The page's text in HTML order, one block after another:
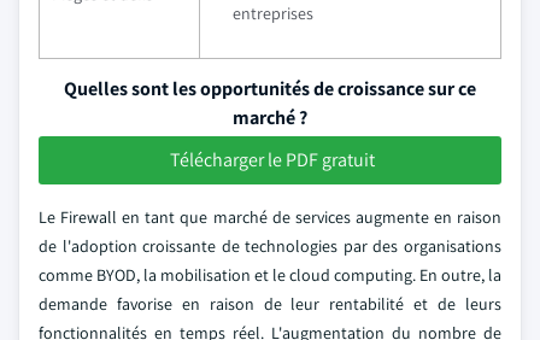
entreprises
Quelles sont les opportunités de croissance sur ce
marché ?
Télécharger le PDF gratuit
Le Firewall en tant que marché de services augmente en raison
de l'adoption croissante de technologies par des organisations
comme BYOD, la mobilisation et le cloud computing. En outre, la
demande favorise en raison de leur rentabilité et de leurs
fonctionnalités en temps réel. L'augmentation du nombre de